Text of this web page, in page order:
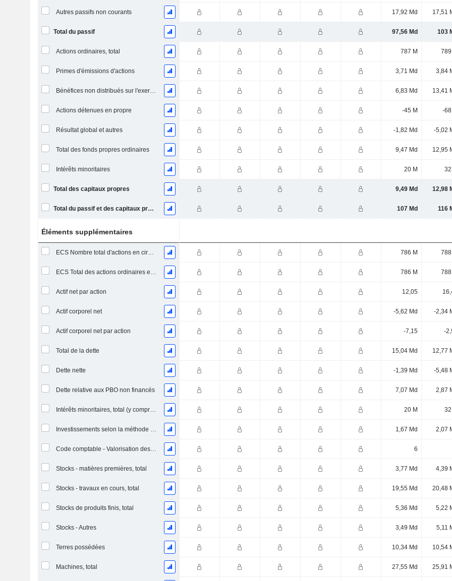
Autres passifs non courants 17,92 Md 17,51
Total du passif 97,56 Md 103
Actions ordinaires, total 787 M 789
Primes d'émissions d'actions 3,71 Md 3,84
Bénéfices non distribués sur l'exercice 6,83 Md 13,41
Actions détenues en propre -45 M -68
Résultat global et autres -1,82 Md -5,02
Total des fonds propres ordinaires 9,47 Md 12,95
Intérêts minoritaires 20 M 32
Total des capitaux propres 9,49 Md 12,98
Total du passif et des capitaux propres 107 Md 116
Éléments supplémentaires
ECS Nombre total d'actions en circulation à la date de dépôt 786 M 788
ECS Total des actions ordinaires en circulation 786 M 788
Actif net par action 12,05
Actif corporel net -5,62 Md -2,34
Actif corporel net par action -7,15 -
Total de la dette 15,04 Md 12,77
Dette nette -1,39 Md -5,48
Dette relative aux PBO non financés 7,07 Md 2,87
Intérêts minoritaires, total (y compris la division financière) 20 M 32
Investissements selon la méthode de la mise en équivalence, total 1,67 Md 2,07
Code comptable - Valorisation des stocks 6
Stocks - matières premières, total 3,77 Md 4,39
Stocks - travaux en cours, total 19,55 Md 20,48
Stocks de produits finis, total 5,36 Md 5,22
Stocks - Autres 3,49 Md 5,11
Terres possédées 10,34 Md 10,54
Machines, total 27,55 Md 25,91